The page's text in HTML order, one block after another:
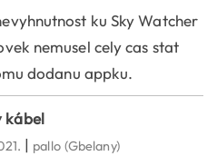
ku Sky Watcher
nemusel cely cas stat
dodanu appku.
kábel
| pallo (Gbelany)